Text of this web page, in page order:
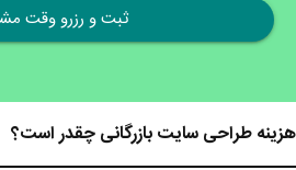
هزینه طراحی سایت بازرگانی چقدر است؟